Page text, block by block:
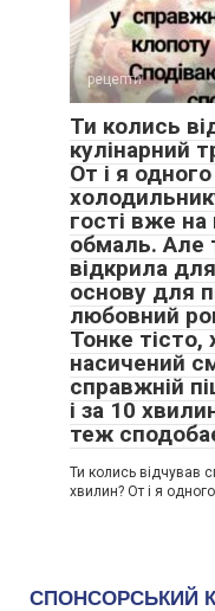
рецепти
Ти колись
кулінарний
От і я одного
гості вже на
обмаль. Але
відкрила
основу для
любовний
Тонке тісто,
насичений
справжній
і за 10
теж
Ти колись відчував
хвилин? От і я